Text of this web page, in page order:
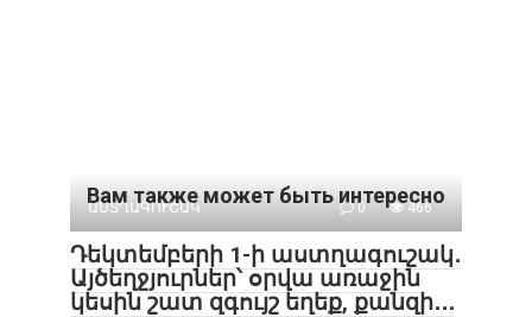
Вам также может быть интересно
ԱՍՏՂԱԳՈՒՇԱԿ 0 466
Դեկտեմբերի 1-ի աստղագուշակ․
Այծեղջյուրներ՝ օրվա առաջին
կեսին շատ զգույշ եղեք, քանզի․․․